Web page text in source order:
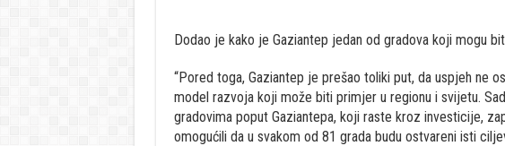
Dodao je kako je Gaziantep jedan od gradova koji mogu
“Pored toga, Gaziantep je prešao toliki put, da uspjeh ne
model razvoja koji može biti primjer u regionu i svijetu.
gradovima poput Gaziantepa, koji raste kroz investicije,
omogućili da u svakom od 81 grada budu ostvareni isti